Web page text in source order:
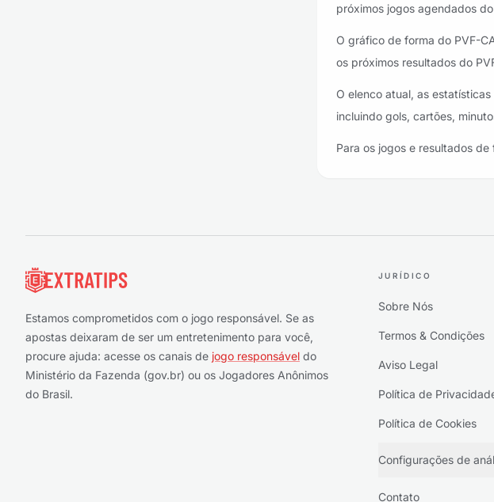
próximos jogos agendados
O gráfico de forma do PVF-
os próximos resultados do
O elenco atual, as
incluindo gols, cartões,
Para os jogos e resultados
Estamos comprometidos com o jogo responsável. Se as
apostas deixaram de ser um entretenimento para você,
procure ajuda: acesse os canais de jogo responsável do
Ministério da Fazenda (gov.br) ou os Jogadores Anônimos
do Brasil.
JURÍDICO
Sobre Nós
Termos & Condições
Aviso Legal
Política de
Política de Cookies
Configurações de
Contato